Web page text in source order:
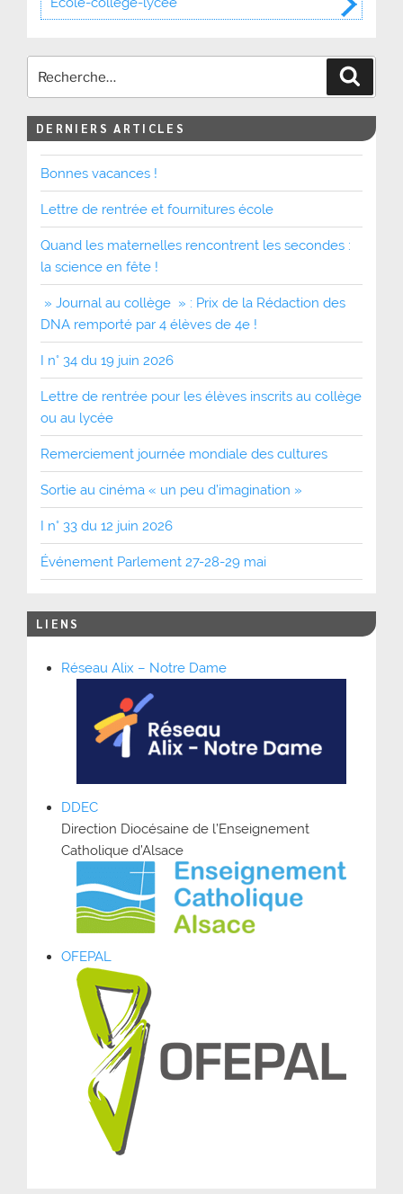
DERNIERS ARTICLES
Bonnes vacances !
Lettre de rentrée et fournitures école
Quand les maternelles rencontrent les secondes :
la science en fête !
» Journal au collège » : Prix de la Rédaction des
DNA remporté par 4 élèves de 4e !
I n° 34 du 19 juin 2026
Lettre de rentrée pour les élèves inscrits au collège
ou au lycée
Remerciement journée mondiale des cultures
Sortie au cinéma « un peu d’imagination »
I n° 33 du 12 juin 2026
Événement Parlement 27-28-29 mai
LIENS
Réseau Alix – Notre Dame
DDEC
Direction Diocésaine de l’Enseignement
Catholique d’Alsace
OFEPAL